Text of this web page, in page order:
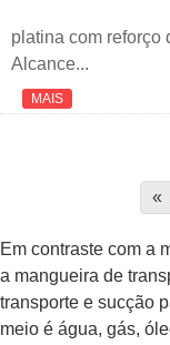
platina com reforço
Alcance...
MAIS
«
Em contraste com a
a mangueira de
transporte e sucção
meio é água, gás,